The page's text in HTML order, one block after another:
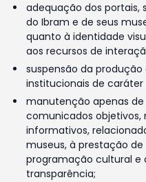
adequação dos portais,
do Ibram e de seus
quanto à identidade
aos recursos de
suspensão da
institucionais de
manutenção apenas de
comunicados objetivos,
informativos,
museus, à prestação de
programação cultural e
transparência;